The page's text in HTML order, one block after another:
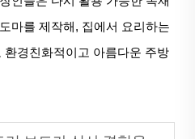
마를 제작해, 집에서 요리하는
경친화적이고 아름다운 주방